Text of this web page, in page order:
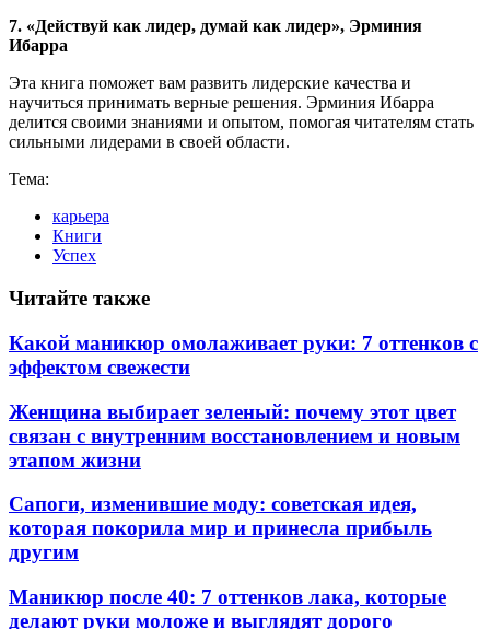
7. «Действуй как лидер, думай как лидер», Эрминия
Ибарра
Эта книга поможет вам развить лидерские качества и
научиться принимать верные решения. Эрминия Ибарра
делится своими знаниями и опытом, помогая читателям стать
сильными лидерами в своей области.
Тема:
карьера
Книги
Успех
Читайте также
Какой маникюр омолаживает руки: 7 оттенков с
эффектом свежести
Женщина выбирает зеленый: почему этот цвет
связан с внутренним восстановлением и новым
этапом жизни
Сапоги, изменившие моду: советская идея,
которая покорила мир и принесла прибыль
другим
Маникюр после 40: 7 оттенков лака, которые
делают руки моложе и выглядят дорого